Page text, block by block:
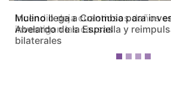
Incendio deja cuantiosos daños
investigan las causas